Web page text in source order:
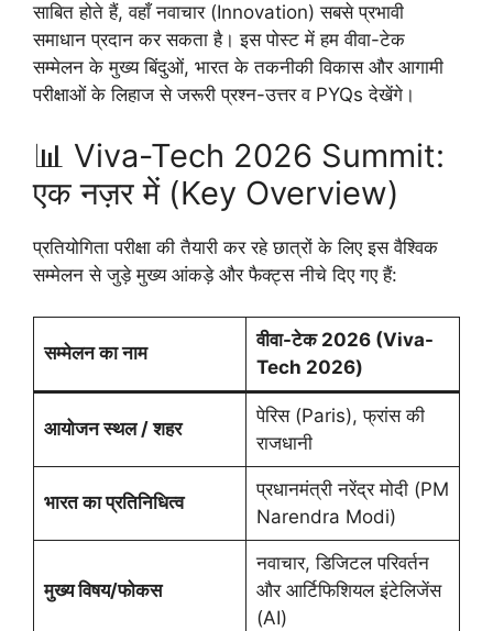
साबित होते हैं, वहाँ नवाचार (Innovation) सबसे प्रभावी
समाधान प्रदान कर सकता है। इस पोस्ट में हम वीवा-टेक
सम्मेलन के मुख्य बिंदुओं, भारत के तकनीकी विकास और आगामी
परीक्षाओं के लिहाज से जरूरी प्रश्न-उत्तर व PYQs देखेंगे।
📊 Viva-Tech 2026 Summit:
एक नज़र में (Key Overview)
प्रतियोगिता परीक्षा की तैयारी कर रहे छात्रों के लिए इस वैश्विक
सम्मेलन से जुड़े मुख्य आंकड़े और फैक्ट्स नीचे दिए गए हैं:
सम्मेलन का नाम
वीवा-टेक 2026 (Viva-
Tech 2026)
आयोजन स्थल / शहर
पेरिस (Paris), फ्रांस की
राजधानी
भारत का प्रतिनिधित्व
प्रधानमंत्री नरेंद्र मोदी (PM
Narendra Modi)
मुख्य विषय/फोकस
नवाचार, डिजिटल परिवर्तन
और आर्टिफिशियल इंटेलिजेंस
(AI)